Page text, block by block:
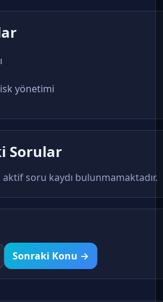
yönetimi
Sorular
soru kaydı bulunmamaktadır.
Sonraki Konu →